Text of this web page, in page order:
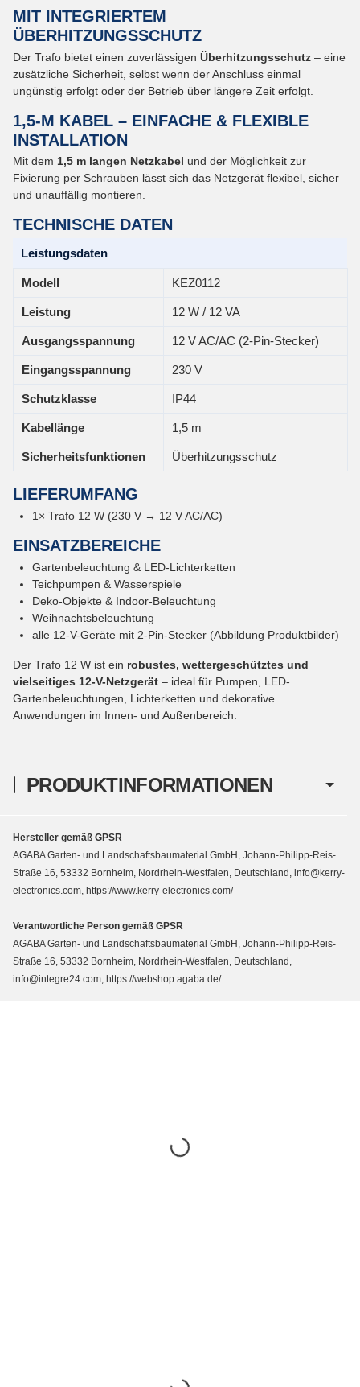
PRODUKTINFORMATIONEN
MIT INTEGRIERTEM
ÜBERHITZUNGSSCHUTZ
Der Trafo bietet einen zuverlässigen Überhitzungsschutz – eine
zusätzliche Sicherheit, selbst wenn der Anschluss einmal
ungünstig erfolgt oder der Betrieb über längere Zeit erfolgt.
1,5-M KABEL – EINFACHE & FLEXIBLE
INSTALLATION
Mit dem 1,5 m langen Netzkabel und der Möglichkeit zur
Fixierung per Schrauben lässt sich das Netzgerät flexibel, sicher
und unauffällig montieren.
TECHNISCHE DATEN
Leistungsdaten
Modell KEZ0112
Leistung 12 W / 12 VA
Ausgangsspannung 12 V AC/AC (2-Pin-Stecker)
Eingangsspannung 230 V
Schutzklasse IP44
Kabellänge 1,5 m
Sicherheitsfunktionen Überhitzungsschutz
LIEFERUMFANG
1× Trafo 12 W (230 V → 12 V AC/AC)
EINSATZBEREICHE
Gartenbeleuchtung & LED-Lichterketten
Teichpumpen & Wasserspiele
Deko-Objekte & Indoor-Beleuchtung
Weihnachtsbeleuchtung
alle 12-V-Geräte mit 2-Pin-Stecker (Abbildung Produktbilder)
Der Trafo 12 W ist ein robustes, wettergeschütztes und
vielseitiges 12-V-Netzgerät – ideal für Pumpen, LED-
Gartenbeleuchtungen, Lichterketten und dekorative
Anwendungen im Innen- und Außenbereich.
Hersteller gemäß GPSR
AGABA Garten- und Landschaftsbaumaterial GmbH, Johann-Philipp-Reis-
Straße 16, 53332 Bornheim, Nordrhein-Westfalen, Deutschland, info@kerry-
electronics.com, https://www.kerry-electronics.com/
Verantwortliche Person gemäß GPSR
AGABA Garten- und Landschaftsbaumaterial GmbH, Johann-Philipp-Reis-
Straße 16, 53332 Bornheim, Nordrhein-Westfalen, Deutschland,
info@integre24.com, https://webshop.agaba.de/